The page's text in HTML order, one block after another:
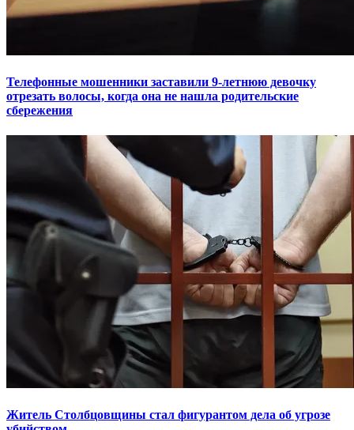
Телефонные мошенники заставили 9-летнюю девочку
отрезать волосы, когда она не нашла родительские
сбережения
Житель Столбцовщины стал фигурантом дела об угрозе